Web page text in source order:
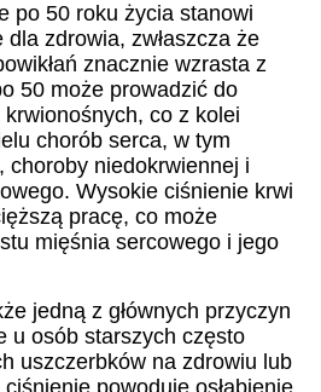
po 50 roku życia stanowi
zdrowia, zwłaszcza że
znacznie wzrasta z
50 może prowadzić do
co z kolei
chorób serca, w tym
choroby niedokrwiennej i
Wysokie ciśnienie krwi
pracę, co może
mięśnia sercowego i jego
jedną z głównych przyczyn
u osób starszych często
uszczerbków na zdrowiu lub
powoduje osłabienie